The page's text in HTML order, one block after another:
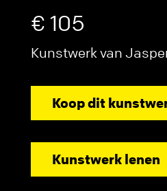
€ 105
Kunstwerk van
Koop dit
Kunstwerk lenen